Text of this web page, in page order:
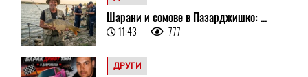
Шарани и сомове в Пазарджишко: ...
11:43 777
ДРУГИ